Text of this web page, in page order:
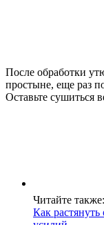
После обработки
простыне, еще раз
Оставьте сушиться
Читайте также:
Как растянуть